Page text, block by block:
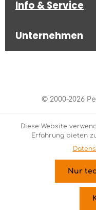
Info & Service
Unternehmen
© 2000-2026
Diese Website
Erfahrung bieten
Nur